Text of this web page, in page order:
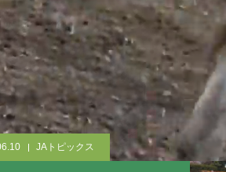
JAトピックス